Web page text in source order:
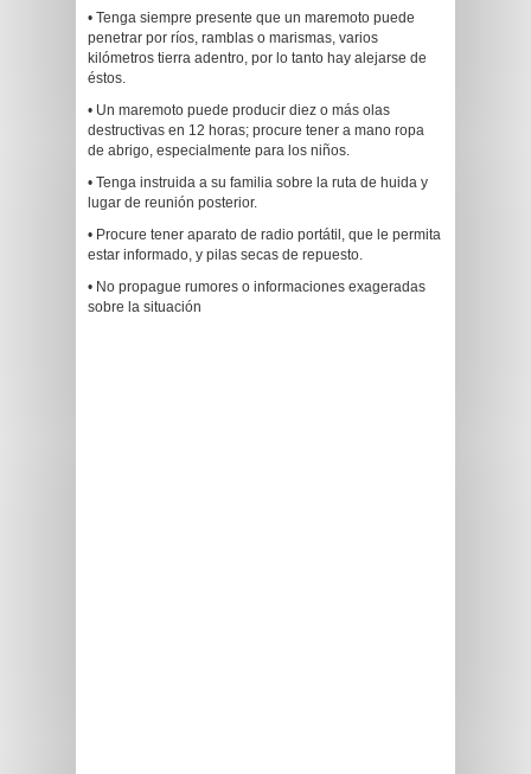
• Tenga siempre presente que un maremoto puede
penetrar por ríos, ramblas o marismas, varios
kilómetros tierra adentro, por lo tanto hay alejarse de
éstos.
• Un maremoto puede producir diez o más olas
destructivas en 12 horas; procure tener a mano ropa
de abrigo, especialmente para los niños.
• Tenga instruida a su familia sobre la ruta de huida y
lugar de reunión posterior.
• Procure tener aparato de radio portátil, que le permita
estar informado, y pilas secas de repuesto.
• No propague rumores o informaciones exageradas
sobre la situación